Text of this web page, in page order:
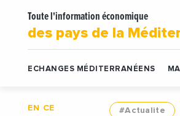
Toute l'information économique
des pays de la
ECHANGES MÉDITERRANÉENS
EN CE
#Actualite